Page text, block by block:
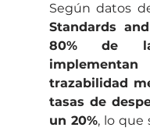
Según datos
Standards
80% de
trazabilidad
tasas de
un 20%, lo que